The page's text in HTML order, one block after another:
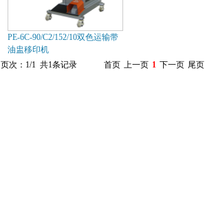
PE-6C-90/C2/152/10双色运输带
油盅移印机
页次：1/1 共1条记录
首页 上一页 1 下一页 尾页